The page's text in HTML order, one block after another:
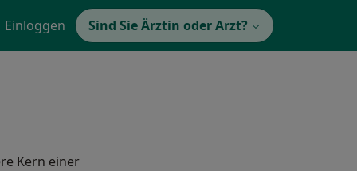
Einloggen Sind Sie Ärztin oder Arzt?
Kern einer